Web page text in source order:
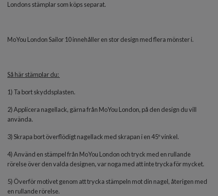
Londons stämplar som köps separat.
MoYou London Sailor 10 innehåller en stor design med flera mönster i.
Så här stämplar du:
1) Ta bort skyddsplasten.
2) Applicera nagellack, gärna från MoYou London, på den design du vill
använda.
3) Skrapa bort överflödigt nagellack med skrapan i en 45º vinkel.
4) Använd en stämpel från MoYou London och tryck med en rullande
rörelse över den valda designen, var noga med att inte trycka för mycket.
5) Överför motivet genom att trycka stämpeln mot din nagel, återigen med
en rullande rörelse.